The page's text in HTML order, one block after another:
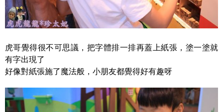
虎哥覺得很不可思議，把字體排一排再蓋上紙張，塗一塗就
有字出現了
好像對紙張施了魔法般，小朋友都覺得好有趣呀